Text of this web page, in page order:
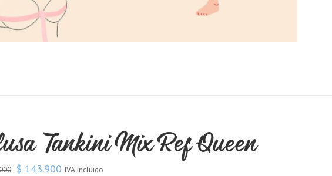
Tankini Mix Ref Queen
$ 143.900 IVA incluido